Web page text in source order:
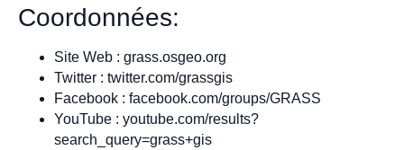
Coordonnées:
Site Web : grass.osgeo.org
Twitter : twitter.com/grassgis
Facebook : facebook.com/groups/GRASS
YouTube : youtube.com/results?
search_query=grass+gis